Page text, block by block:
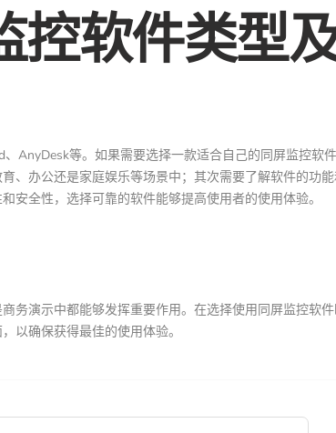
控软件类型
AnyDesk等。如果需要选择一款适合自己的同屏监控软
、办公还是家庭娱乐等场景中；其次需要了解软件的功能
安全性，选择可靠的软件能够提高使用者的使用体验。
务演示中都能够发挥重要作用。在选择使用同屏监控软
以确保获得最佳的使用体验。